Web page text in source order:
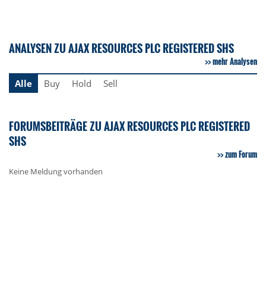
ANALYSEN ZU AJAX RESOURCES PLC REGISTERED SHS
mehr Analysen
Alle
Buy Hold Sell
FORUMSBEITRÄGE ZU AJAX RESOURCES PLC REGISTERED
SHS
zum Forum
Keine Meldung vorhanden